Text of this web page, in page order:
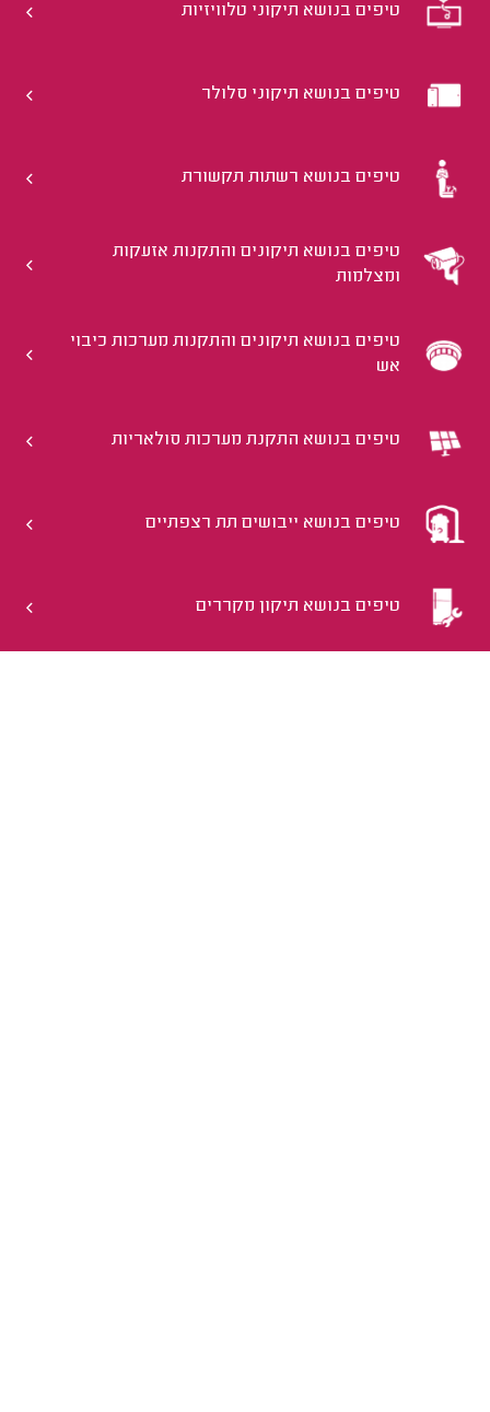
טיפים בנושא תיקוני טלוויזיות
טיפים בנושא תיקוני סלולר
טיפים בנושא רשתות תקשורת
טיפים בנושא תיקונים והתקנות אזעקות
ומצלמות
טיפים בנושא תיקונים והתקנות מערכות כיבוי
אש
טיפים בנושא התקנת מערכות סולאריות
טיפים בנושא ייבושים תת רצפתיים
טיפים בנושא תיקון מקררים